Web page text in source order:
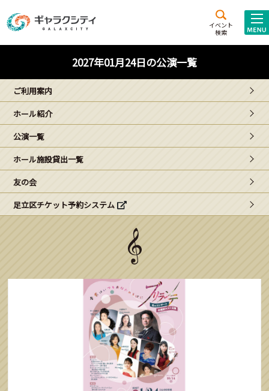
イベント
検索
施設案内
西新井
文化ホール
ギャラクシティとは
こどもみーてぃんぐ
Gがくえん
ブランドからのお知らせ
2027年01月24日の公演一覧
ご利用案内
ホール紹介
公演一覧
ホール施設貸出一覧
友の会
足立区チケット予約システム